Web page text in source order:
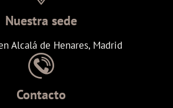
Nuestra sede
Alcalá de Henares, Madrid
Contacto